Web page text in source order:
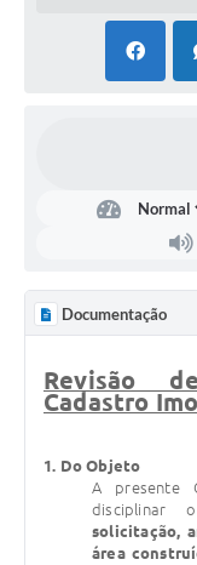
Defesa Civil
Fala.BR
Listagem dos CEPs de
Acesso à Informação
Associação dos
Audiências Públicas
Documentação
Revisão
Cadastro
1. Do Objeto
A presente
disciplinar
solicitação,
área